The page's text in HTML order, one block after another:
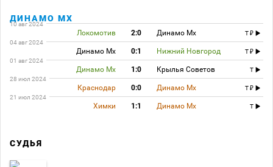
ДИНАМО МХ
10 авг 2024
Локомотив 2:0 Динамо Мх
T
04 авг 2024
Динамо Мх 0:1 Нижний Новгород
T
01 авг 2024
Динамо Мх 1:0 Крылья Советов
T
28 июл 2024
Краснодар 0:0 Динамо Мх
T
21 июл 2024
Химки 1:1 Динамо Мх T
СУДЬЯ